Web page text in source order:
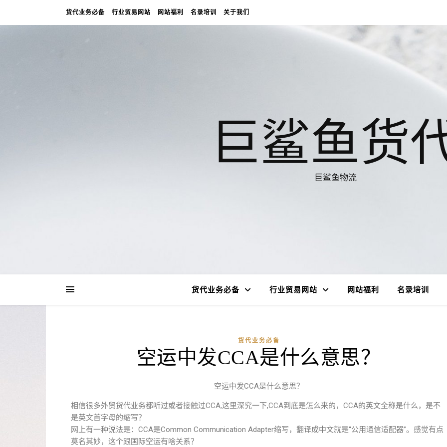
货代业务必备 行业贸易网站 网站福利 名录培训 关于我们
巨鲨鱼货
巨鲨鱼物流
货代业务必备 行业贸易网站 网站福利 名录培训
货代业务必备
空运中发CCA是什么意思？
空运中发CCA是什么意思？
相信很多外贸货代业务都听过或者接触过CCA,这里深究一下,CCA到底是怎么来的，CCA的英文全称是什么，是不
是英文首字母的缩写？
网上有一种说法是：CCA是Common Communication Adapter缩写，翻译成中文就是“公用通信适配器”。感觉有点
莫名其妙，这个跟国际空运有啥关系？